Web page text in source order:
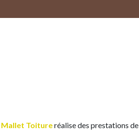
Mallet Toitureréalise des prestations de